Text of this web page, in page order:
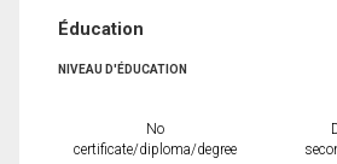
Éducation
NIVEAU D'ÉDUCATION
No
certificate/diploma/degree